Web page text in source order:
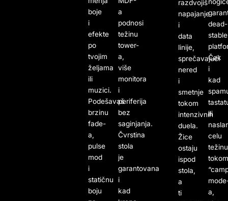
boje
i
efekte
po
tvojim
željama
ili
muzici.
Podešavaš
brzinu
fade-
a,
pulse
mod
i
statičnu
boju
a
podnosi
težinu
tower-
a,
više
monitora
i
periferija
bez
saginjanja.
Čvrstina
stola
je
garantovana
i
kad
razdvojiš
napajanje
i
data
linije,
sprečavajući
nered
i
smetnje
tokom
intenzivnih
duela.
Žice
ostaju
ispod
stola,
a
ti
dead-
stable
Čak
i
kad
ili
celu
težinu
tokom
a,